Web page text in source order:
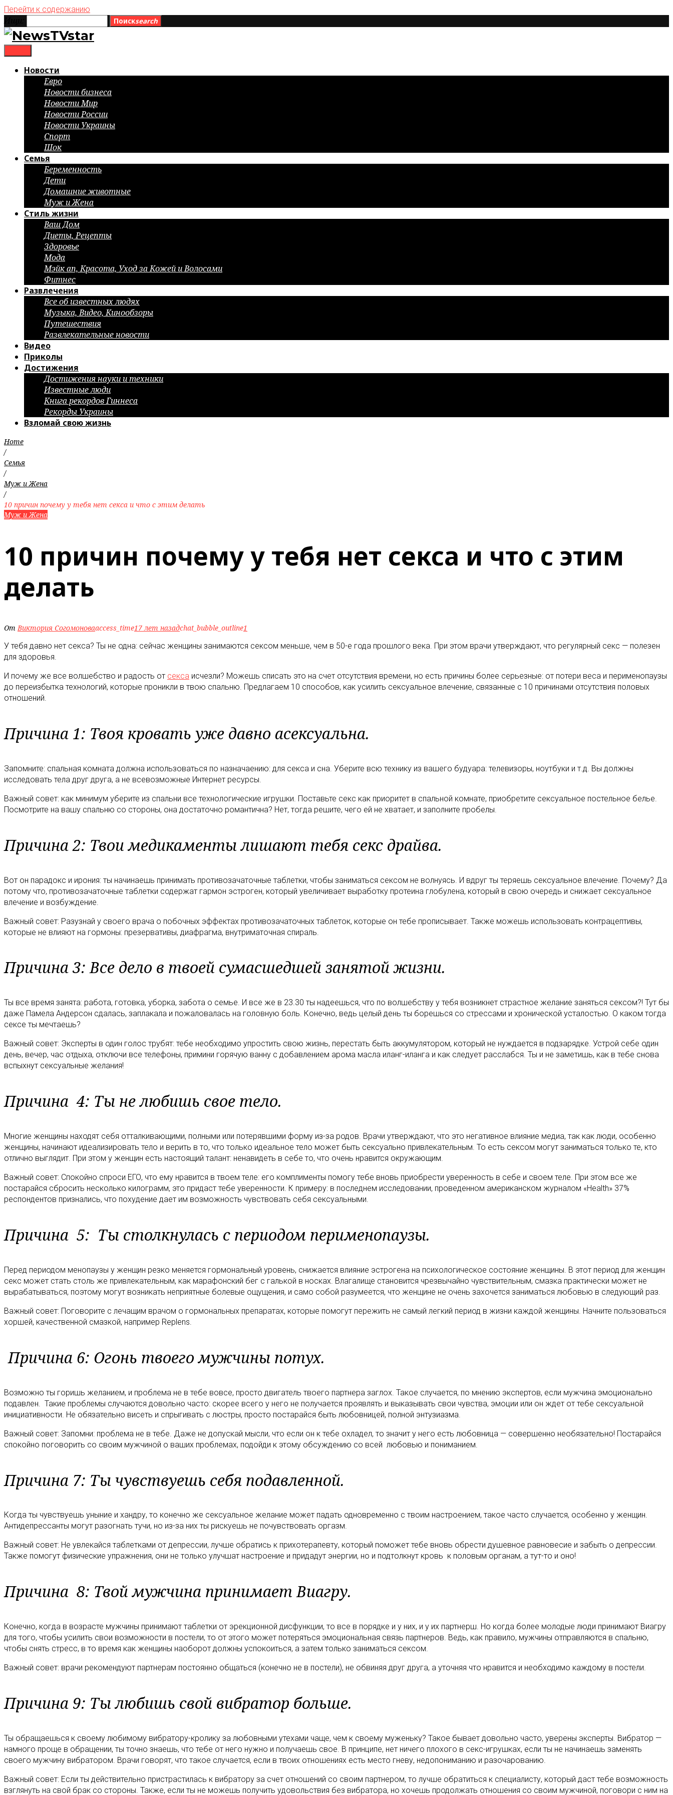
Перейти к содержанию
Поискsearch
Новости
Евро
Новости бизнеса
Новости Мир
Новости России
Новости Украины
Спорт
Шок
Семья
Беременность
Дети
Домашние животные
Муж и Жена
Стиль жизни
Ваш Дом
Диеты, Рецепты
Здоровье
Мода
Мэйк ап, Красота, Уход за Кожей и Волосами
Фитнес
Развлечения
Все об известных людях
Музыка, Видео, Кинообзоры
Путешествия
Развлекательные новости
Видео
Приколы
Достижения
Достижения науки и техники
Известные люди
Книга рекордов Гиннеса
Рекорды Украины
Взломай свою жизнь
Home
/
Семья
/
Муж и Жена
/
10 причин почему у тебя нет секса и что с этим делать
Муж и Жена
10 причин почему у тебя нет секса и что с этим
делать
ОтВиктория Согомоноваaccess_time17 лет назадchat_bubble_outline1
У тебя давно нет секса? Ты не одна: сейчас женщины занимаются сексом меньше, чем в 50-е года прошлого века. При этом врачи утверждают, что регулярный секс — полезен
для здоровья.
И почему же все волшебство и радость от секса исчезли? Можешь списать это на счет отсутствия времени, но есть причины более серьезные: от потери веса и перименопаузы
до переизбытка технологий, которые проникли в твою спальню. Предлагаем 10 способов, как усилить сексуальное влечение, связанные с 10 причинами отсутствия половых
отношений.
Причина 1: Твоя кровать уже давно асексуальна.
Запомните: спальная комната должна использоваться по назначаению: для секса и сна. Уберите всю технику из вашего будуара: телевизоры, ноутбуки и т.д. Вы должны
исследовать тела друг друга, а не всевозможные Интернет ресурсы.
Важный совет: как минимум уберите из спальни все технологические игрушки. Поставьте секс как приоритет в спальной комнате, приобретите сексуальное постельное белье.
Посмотрите на вашу спальню со стороны, она достаточно романтична? Нет, тогда решите, чего ей не хватает, и заполните пробелы.
Причина 2: Твои медикаменты лишают тебя секс драйва.
Вот он парадокс и ирония: ты начинаешь принимать противозачаточные таблетки, чтобы заниматься сексом не волнуясь. И вдруг ты теряешь сексуальное влечение. Почему? Да
потому что, противозачаточные таблетки содержат гармон эстроген, который увеличивает выработку протеина глобулена, который в свою очередь и снижает сексуальное
влечение и возбуждение.
Важный совет: Разузнай у своего врача о побочных эффектах противозачаточных таблеток, которые он тебе прописывает. Также можешь использовать контрацептивы,
которые не влияют на гормоны: презервативы, диафрагма, внутриматочная спираль.
Причина 3: Все дело в твоей сумасшедшей занятой жизни.
Ты все время занята: работа, готовка, уборка, забота о семье. И все же в 23.30 ты надеешься, что по волшебству у тебя возникнет страстное желание заняться сексом?! Тут бы
даже Памела Андерсон сдалась, заплакала и пожаловалась на головную боль. Конечно, ведь целый день ты борешься со стрессами и хронической усталостью. О каком тогда
сексе ты мечтаешь?
Важный совет: Эксперты в один голос трубят: тебе необходимо упростить свою жизнь, перестать быть аккумулятором, который не нуждается в подзарядке. Устрой себе один
день, вечер, час отдыха, отключи все телефоны, примини горячую ванну с добавлением арома масла иланг-иланга и как следует расслабся. Ты и не заметишь, как в тебе снова
вспыхнут сексуальные желания!
Причина 4: Ты не любишь свое тело.
Многие женщины находят себя отталкивающими, полными или потерявшими форму из-за родов. Врачи утверждают, что это негативное влияние медиа, так как люди, особенно
женщины, начинают идеализировать тело и верить в то, что только идеальное тело может быть сексуально привлекательным. То есть сексом могут заниматься только те, кто
отлично выглядит. При этом у женщин есть настоящий талант: ненавидеть в себе то, что очень нравится окружающим.
Важный совет: Спокойно спроси ЕГО, что ему нравится в твоем теле: его комплименты помогу тебе вновь приобрести уверенность в себе и своем теле. При этом все же
постарайся сбросить несколько килограмм, это придаст тебе уверенности. К примеру: в последнем исследовании, проведенном американском журналом «Health» 37%
респондентов признались, что похудение дает им возможность чувствовать себя сексуальными.
Причина 5: Ты столкнулась с периодом перименопаузы.
Перед периодом менопаузы у женщин резко меняется гормональный уровень, снижается влияние эстрогена на психологическое состояние женщины. В этот период для женщин
секс может стать столь же привлекательным, как марафонский бег с галькой в носках. Влагалище становится чрезвычайно чувствительным, смазка практически может не
вырабатываться, поэтому могут возникать неприятные болевые ощущения, и само собой разумеется, что женщине не очень захочется заниматься любовью в следующий раз.
Важный совет: Поговорите с лечащим врачом о гормональных препаратах, которые помогут пережить не самый легкий период в жизни каждой женщины. Начните пользоваться
хоршей, качественной смазкой, например Replens.
Причина 6: Огонь твоего мужчины потух.
Возможно ты горишь желанием, и проблема не в тебе вовсе, просто двигатель твоего партнера заглох. Такое случается, по мнению экспертов, если мужчина эмоционально
подавлен. Такие проблемы случаются довольно часто: скорее всего у него не получается проявлять и выказывать свои чувства, эмоции или он ждет от тебе сексуальной
инициативности. Не обязательно висеть и спрыгивать с люстры, просто постарайся быть любовницей, полной энтузиазма.
Важный совет: Запомни: проблема не в тебе. Даже не допускай мысли, что если он к тебе охладел, то значит у него есть любовница — совершенно необязательно! Постарайся
спокойно поговорить со своим мужчиной о ваших проблемах, подойди к этому обсуждению со всей любовью и пониманием.
Причина 7: Ты чувствуешь себя подавленной.
Когда ты чувствуешь уныние и хандру, то конечно же сексуальное желание может падать одновременно с твоим настроением, такое часто случается, особенно у женщин.
Антидепрессанты могут разогнать тучи, но из-за них ты рискуешь не почувствовать оргазм.
Важный совет: Не увлекайся таблетками от депрессии, лучше обратись к прихотерапевту, который поможет тебе вновь обрести душевное равновесие и забыть о депрессии.
Также помогут физические упражнения, они не только улучшат настроение и придадут энергии, но и подтолкнут кровь к половым органам, а тут-то и оно!
Причина 8: Твой мужчина принимает Виагру.
Конечно, когда в возрасте мужчины принимают таблетки от эрекционной дисфункции, то все в порядке и у них, и у их партнерш. Но когда более молодые люди принимают Виагру
для того, чтобы усилить свои возможности в постели, то от этого может потеряться эмоциональная связь партнеров. Ведь, как правило, мужчины отправляются в спальню,
чтобы снять стресс, в то время как женщины наоборот должны успокоиться, а затем только заниматься сексом.
Важный совет: врачи рекомендуют партнерам постоянно общаться (конечно не в постели), не обвиняя друг друга, а уточняя что нравится и необходимо каждому в постели.
Причина 9: Ты любишь свой вибратор больше.
Ты обращаешься к своему любимому вибратору-кролику за любовными утехами чаще, чем к своему муженьку? Такое бывает довольно часто, уверены эксперты. Вибратор —
намного проще в обращении, ты точно знаешь, что тебе от него нужно и получаешь свое. В принципе, нет ничего плохого в секс-игрушках, если ты не начинаешь заменять
своего мужчину вибратором. Врачи говорят, что такое случается, если в твоих отношениях есть место гневу, недопониманию и разочарованию.
Важный совет: Если ты действительно пристрастилась к вибратору за счет отношений со своим партнером, то лучше обратиться к специалисту, который даст тебе возможность
взглянуть на свой брак со стороны. Также, если ты не можешь получить удовольствия без вибратора, но хочешь продолжать отношения со своим мужчиной, поговори с ним на